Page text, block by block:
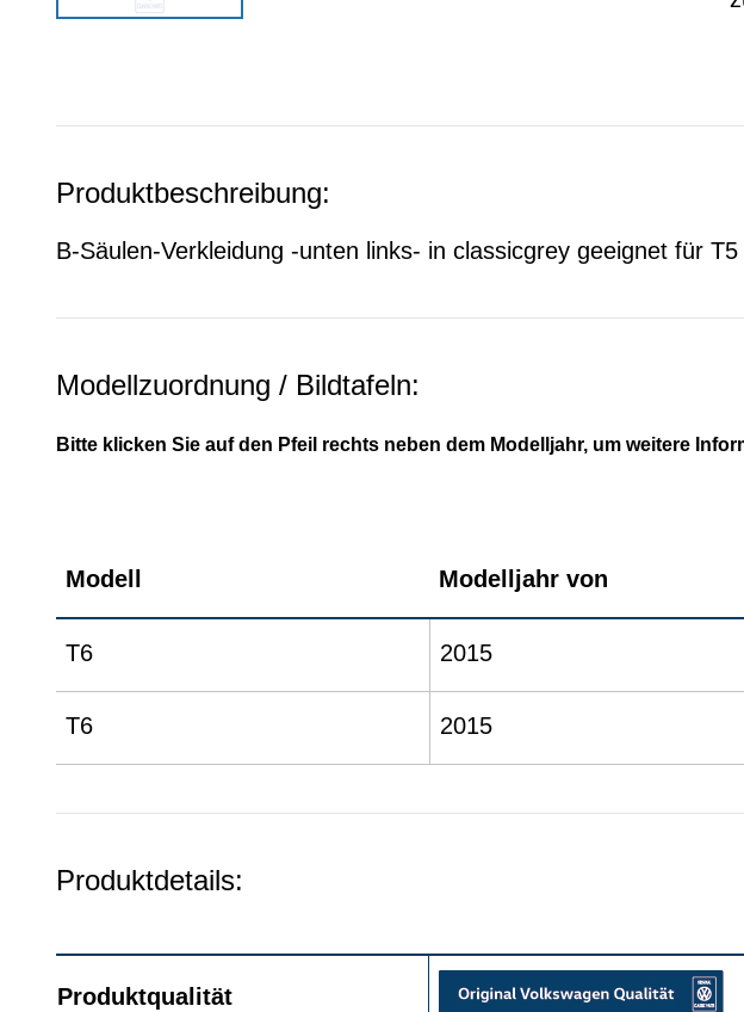
Produktbeschreibung:
B-Säulen-Verkleidung -unten links- in classicgrey geeignet für
Modellzuordnung / Bildtafeln:
Bitte klicken Sie auf den Pfeil rechts neben dem Modelljahr, um weitere
Modell Modelljahr von
T6 2015
T6 2015
Produktdetails:
Produktqualität